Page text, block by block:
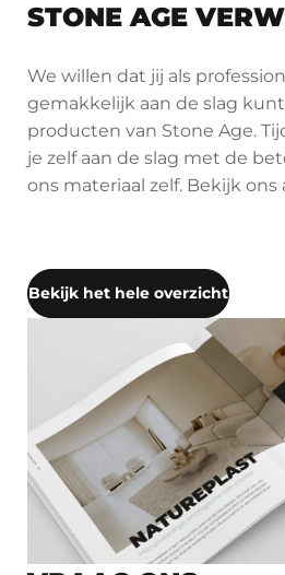
STONE AGE
We willen dat jij als
gemakkelijk aan de slag
producten van Stone Age.
je zelf aan de slag met de
ons materiaal zelf. Bekijk ons
Bekijk het hele overzicht